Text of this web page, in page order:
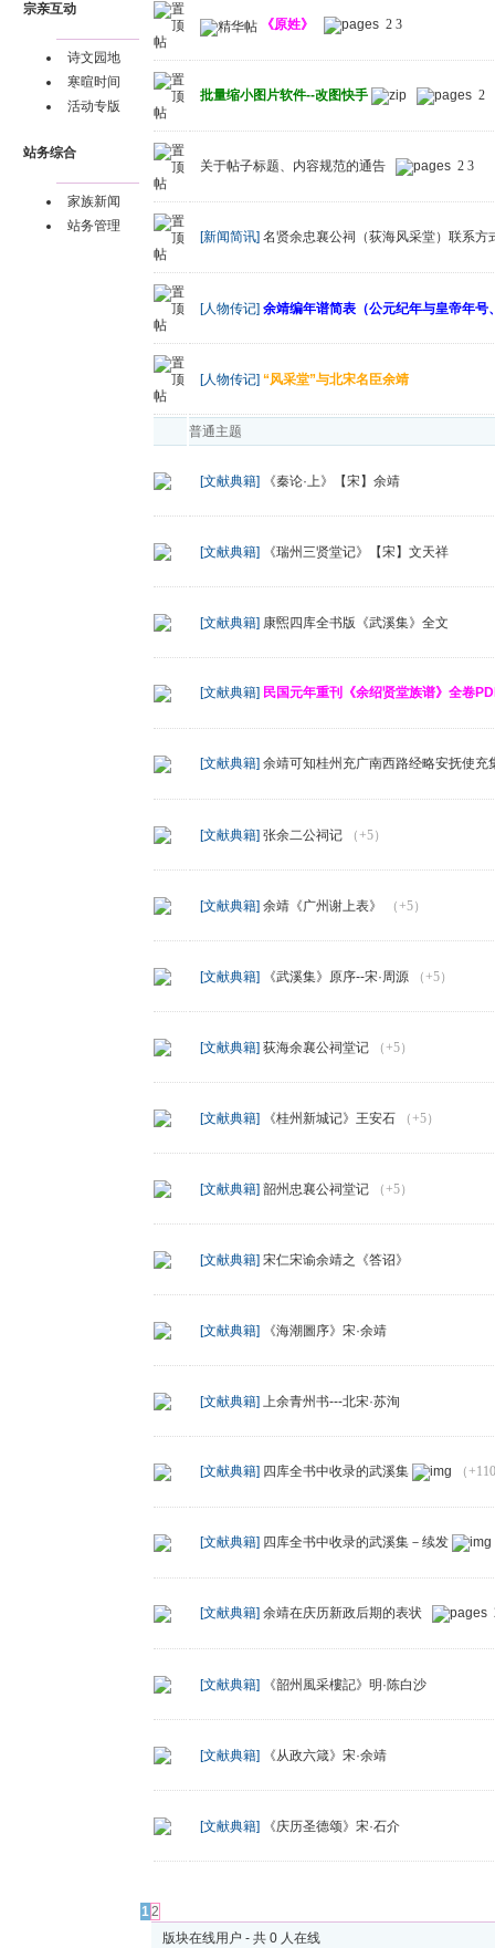
宗亲互动
诗文园地
寒暄时间
活动专版
站务综合
家族新闻
站务管理
《原姓》 2 3
批量缩小图片软件--改图快手 2
关于帖子标题、内容规范的通告 2 3
[新闻简讯] 名贤余忠襄公祠（荻海风采堂）联系方
[人物传记] 余靖编年谱简表（公元纪年与皇帝年号
[人物传记] “风采堂”与北宋名臣余靖
普通主题
[文献典籍] 《秦论·上》【宋】余靖
[文献典籍] 《瑞州三贤堂记》【宋】文天祥
[文献典籍] 康煕四库全书版《武溪集》全文
[文献典籍] 民国元年重刊《余绍贤堂族谱》全卷
[文献典籍] 余靖可知桂州充广南西路经略安抚使充
[文献典籍] 张余二公祠记 （+5）
[文献典籍] 余靖《广州谢上表》 （+5）
[文献典籍] 《武溪集》原序--宋·周源 （+5）
[文献典籍] 荻海余襄公祠堂记 （+5）
[文献典籍] 《桂州新城记》王安石 （+5）
[文献典籍] 韶州忠襄公祠堂记 （+5）
[文献典籍] 宋仁宋谕余靖之《答诏》
[文献典籍] 《海潮圖序》宋·余靖
[文献典籍] 上余青州书---北宋·苏洵
[文献典籍] 四库全书中收录的武溪集 （
[文献典籍] 四库全书中收录的武溪集－续发
[文献典籍] 余靖在庆历新政后期的表状
[文献典籍] 《韶州風采樓記》明·陈白沙
[文献典籍] 《从政六箴》宋·余靖
[文献典籍] 《庆历圣德颂》宋·石介
12
版块在线用户 - 共 0 人在线